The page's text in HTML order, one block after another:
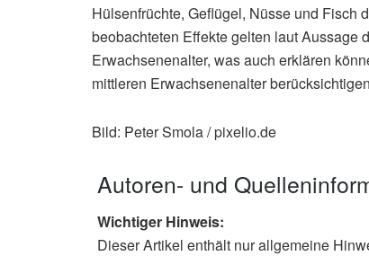
Hülsenfrüchte, Geflügel, Nüsse und Fisch
beobachteten Effekte gelten laut Aussage
Erwachsenenalter, was auch erklären
mittleren Erwachsenenalter
Bild: Peter Smola / pixelio.de
Autoren- und
Wichtiger Hinweis:
Dieser Artikel enthält nur allgemeine